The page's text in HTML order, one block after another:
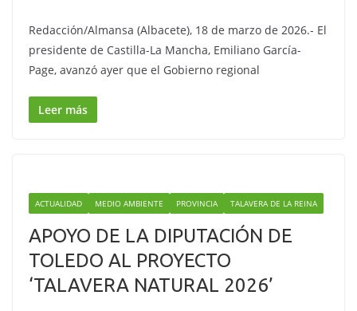
Redacción/Almansa (Albacete), 18 de marzo de 2026.- El
presidente de Castilla-La Mancha, Emiliano García-
Page, avanzó ayer que el Gobierno regional
Leer más
ACTUALIDAD MEDIO AMBIENTE PROVINCIA TALAVERA DE LA REINA
APOYO DE LA DIPUTACIÓN DE
TOLEDO AL PROYECTO
‘TALAVERA NATURAL 2026’